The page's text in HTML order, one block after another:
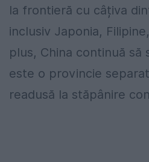
la frontieră cu câțiva
inclusiv Japonia,
plus, China continuă să
este o provincie
readusă la stăpânire